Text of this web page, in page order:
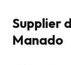
Supplier
Manado